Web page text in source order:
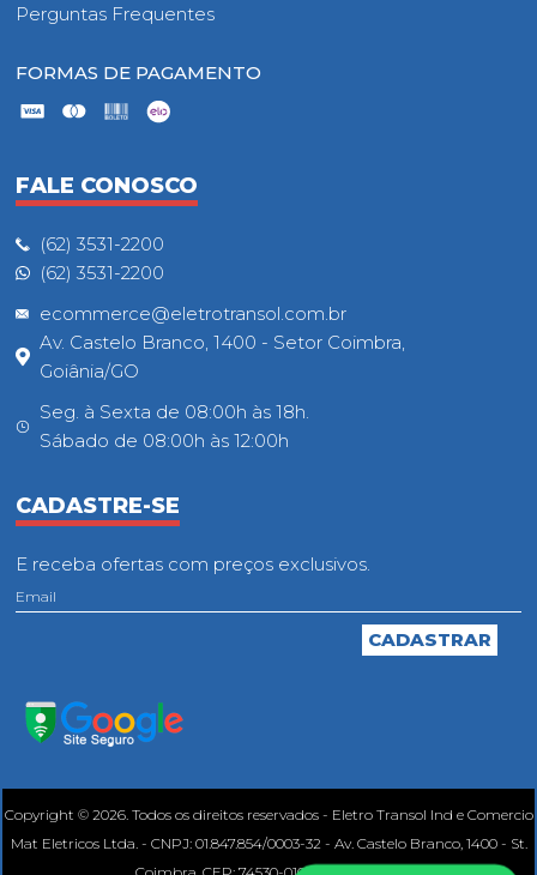
Perguntas Frequentes
FORMAS DE PAGAMENTO
FALE CONOSCO
(62) 3531-2200
(62) 3531-2200
ecommerce@eletrotransol.com.br
Av. Castelo Branco, 1400 - Setor Coimbra,
Goiânia/GO
Seg. à Sexta de 08:00h às 18h.
Sábado de 08:00h às 12:00h
CADASTRE-SE
E receba ofertas com preços exclusivos.
Copyright © 2026. Todos os direitos reservados - Eletro Transol Ind e Comercio
Mat Eletricos Ltda. - CNPJ: 01.847.854/0003-32 - Av. Castelo Branco, 1400 - St.